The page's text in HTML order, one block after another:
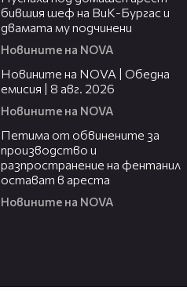
бившия шеф на ВиК-Бургас и
двамата му подчинени
Новините на NOVA
Новините на NOVA | Обедна
емисия | 8 авг. 2026
Новините на NOVA
Петима от обвинените за
производство и
разпространение на фентанил
остават в ареста
Новините на NOVA